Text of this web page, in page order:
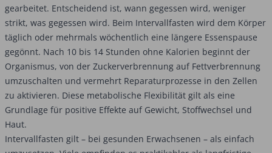
gearbeitet. Entscheidend ist, wann gegessen wird, weniger
strikt, was gegessen wird. Beim Intervallfasten wird dem Körper
täglich oder mehrmals wöchentlich eine längere Essenspause
gegönnt. Nach 10 bis 14 Stunden ohne Kalorien beginnt der
Organismus, von der Zuckerverbrennung auf Fettverbrennung
umzuschalten und vermehrt Reparaturprozesse in den Zellen
zu aktivieren. Diese metabolische Flexibilität gilt als eine
Grundlage für positive Effekte auf Gewicht, Stoffwechsel und
Haut.
Intervallfasten gilt – bei gesunden Erwachsenen – als einfach